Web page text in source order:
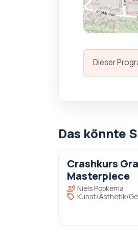
Dieser
Das könnte
Crashkurs
Masterpiece
record_voice_over Niels Popkema
sell Kunst/Ästhetik/